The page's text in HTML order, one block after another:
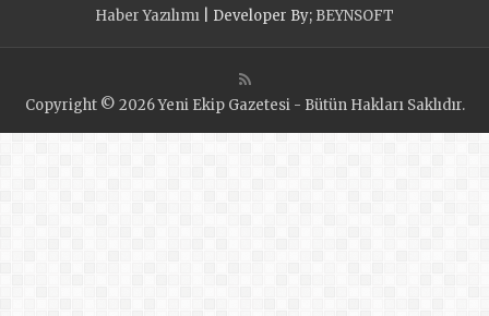
Haber Yazılımı | Developer By; BEYNSOFT
Copyright © 2026 Yeni Ekip Gazetesi - Bütün Hakları Saklıdır.